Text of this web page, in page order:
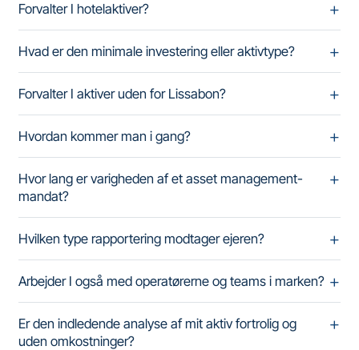
Forvalter I hotelaktiver?
Hvad er den minimale investering eller aktivtype?
Forvalter I aktiver uden for Lissabon?
Hvordan kommer man i gang?
Hvor lang er varigheden af et asset management-
mandat?
Hvilken type rapportering modtager ejeren?
Arbejder I også med operatørerne og teams i marken?
Er den indledende analyse af mit aktiv fortrolig og
uden omkostninger?